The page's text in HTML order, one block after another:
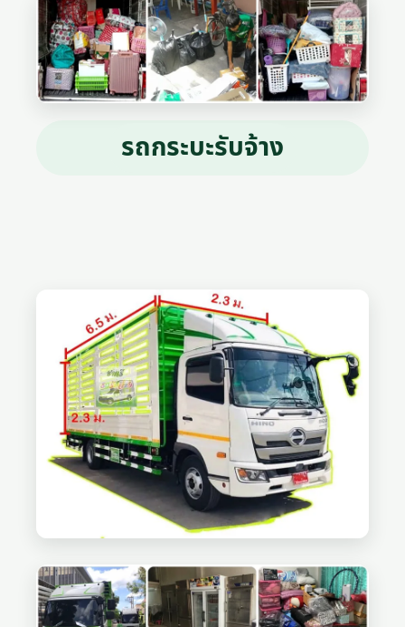
รถกระบะรับจ้าง